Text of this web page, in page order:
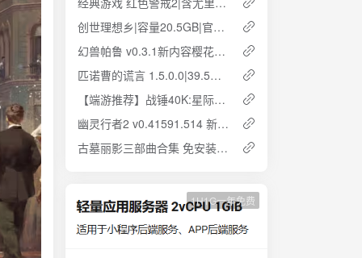
创世理想乡|容量20.5GB|官方简体中文 解压即玩 网盘下载
幻兽帕鲁 v0.3.1新内容樱花岛 中文联机版 方简体中文 解压即玩 网盘下载
匹诺曹的谎言 1.5.0.0|39.5GB|官方简体中文 解压即玩 云盘下载
【端游推荐】战锤40K:星际战士2 中文版 云盘下载
幽灵行者2 v0.41591.514 新增dlc 官方中文 解压即玩 云盘下载
古墓丽影三部曲合集 免安装 解压即玩 学习版 云盘下载
1H1G一年免费